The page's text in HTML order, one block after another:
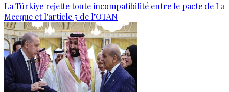
La Türkiye rejette toute incompatibilité entre le pacte de La
Mecque et l'article 5 de l’OTAN